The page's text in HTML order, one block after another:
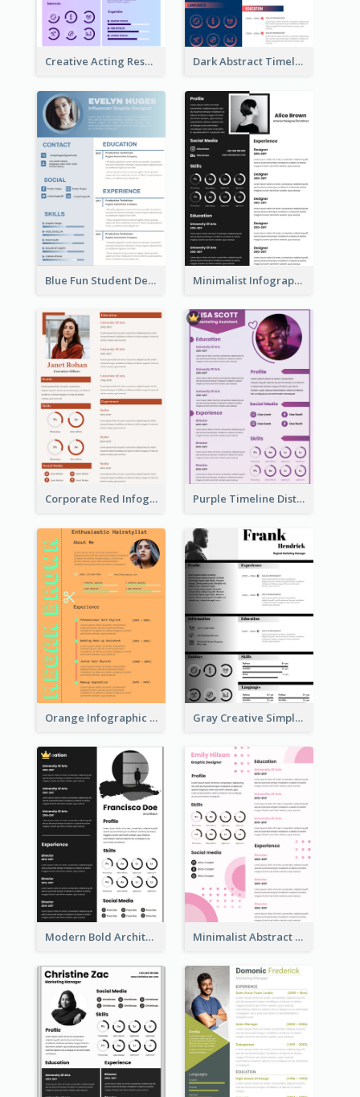
Creative Acting Resume Dark Abstract Timeline Resume
Blue Fun Student Designer Resume Minimalist Infographic Resume
Corporate Red Infographic Resume Purple Timeline Distinguished Resume
Orange Infographic Consultant Resume Gray Creative Simple Resume
Modern Bold Architect Resume Minimalist Abstract Pink Resume